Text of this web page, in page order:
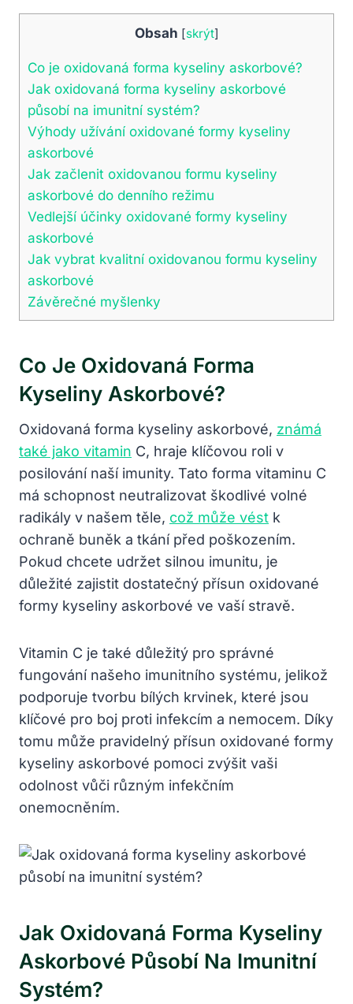
Obsah [skrýt]
Co je oxidovaná forma kyseliny askorbové?
Jak oxidovaná forma kyseliny askorbové
působí na imunitní systém?
Výhody užívání oxidované formy kyseliny
askorbové
Jak začlenit oxidovanou formu kyseliny
askorbové do denního režimu
Vedlejší účinky oxidované formy kyseliny
askorbové
Jak vybrat kvalitní oxidovanou formu kyseliny
askorbové
Závěrečné myšlenky
Co Je Oxidovaná Forma
Kyseliny Askorbové?
Oxidovaná forma kyseliny askorbové, známá
také jako vitamin C, hraje klíčovou roli v
posilování naší imunity. Tato forma vitaminu C
má schopnost neutralizovat škodlivé volné
radikály v našem těle, což může vést k
ochraně buněk a tkání před poškozením.
Pokud chcete udržet silnou imunitu, je
důležité zajistit dostatečný přísun oxidované
formy kyseliny askorbové ve vaší stravě.
Vitamin C je také důležitý pro správné
fungování našeho imunitního systému, jelikož
podporuje tvorbu bílých krvinek, které jsou
klíčové pro boj proti infekcím a nemocem. Díky
tomu může pravidelný přísun oxidované formy
kyseliny askorbové pomoci zvýšit vaši
odolnost vůči různým infekčním
onemocněním.
Jak Oxidovaná Forma Kyseliny
Askorbové Působí Na Imunitní
Systém?